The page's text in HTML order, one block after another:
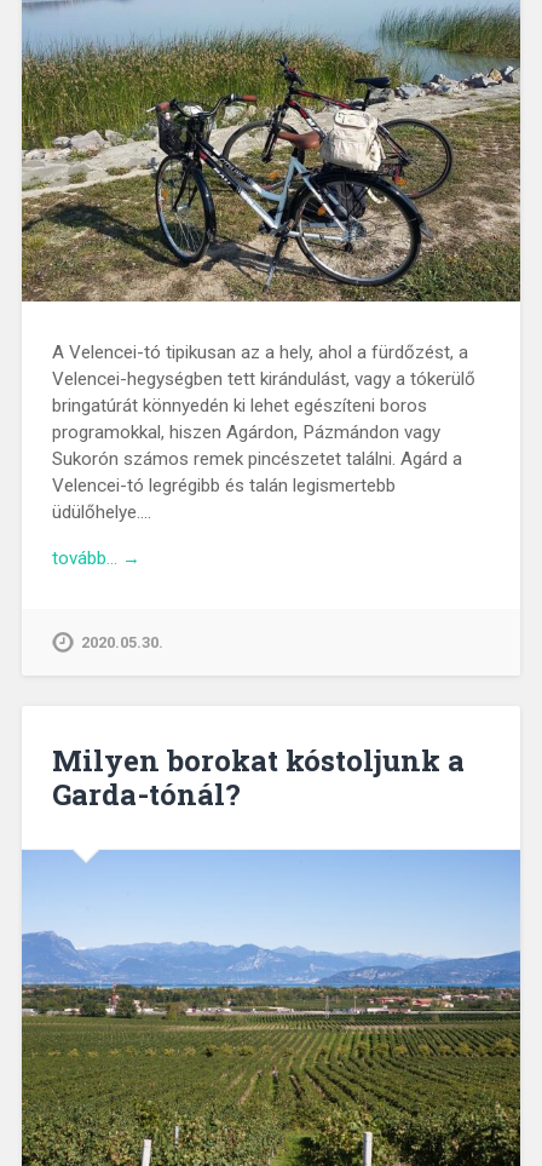
A Velencei-tó tipikusan az a hely, ahol a fürdőzést, a
Velencei-hegységben tett kirándulást, vagy a tókerülő
bringatúrát könnyedén ki lehet egészíteni boros
programokkal, hiszen Agárdon, Pázmándon vagy
Sukorón számos remek pincészetet találni. Agárd a
Velencei-tó legrégibb és talán legismertebb
üdülőhelye….
tovább… →
2020.05.30.
Milyen borokat kóstoljunk a
Garda-tónál?